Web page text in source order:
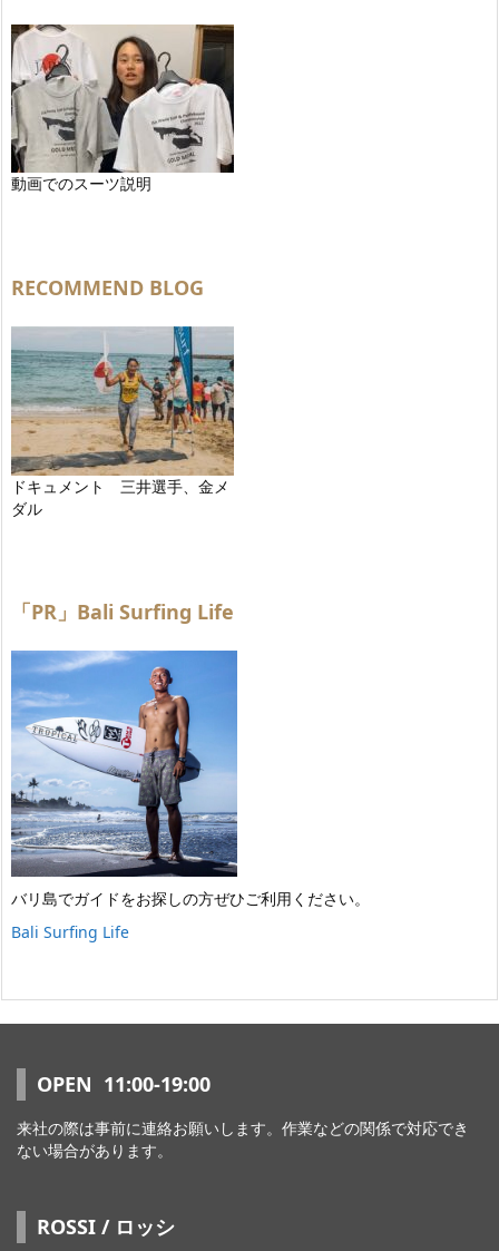
動画でのスーツ説明
RECOMMEND BLOG
ドキュメント 三井選手、金メ
ダル
「PR」Bali Surfing Life
バリ島でガイドをお探しの方ぜひご利用ください。
Bali Surfing Life
OPEN 11:00-19:00
来社の際は事前に連絡お願いします。作業などの関係で対応でき
ない場合があります。
ROSSI / ロッシ